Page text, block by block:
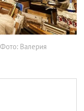
Валерия